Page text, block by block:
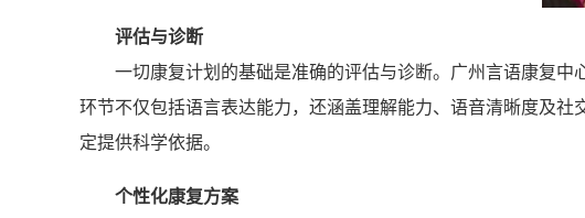
评估与诊断
一切康复计划的基础是准确的评估与诊断。广州言语康复
环节不仅包括语言表达能力，还涵盖理解能力、语音清晰度及
定提供科学依据。
个性化康复方案